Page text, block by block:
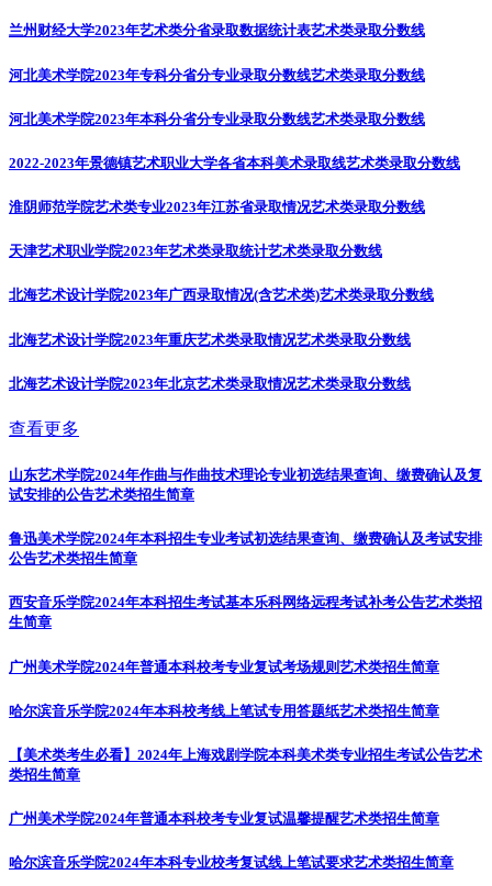
兰州财经大学2023年艺术类分省录取数据统计表艺术类录取分数线
河北美术学院2023年专科分省分专业录取分数线艺术类录取分数线
河北美术学院2023年本科分省分专业录取分数线艺术类录取分数线
2022-2023年景德镇艺术职业大学各省本科美术录取线艺术类录取分数线
淮阴师范学院艺术类专业2023年江苏省录取情况艺术类录取分数线
天津艺术职业学院2023年艺术类录取统计艺术类录取分数线
北海艺术设计学院2023年广西录取情况(含艺术类)艺术类录取分数线
北海艺术设计学院2023年重庆艺术类录取情况艺术类录取分数线
北海艺术设计学院2023年北京艺术类录取情况艺术类录取分数线
查看更多
山东艺术学院2024年作曲与作曲技术理论专业初选结果查询、缴费确认及复
试安排的公告艺术类招生简章
鲁迅美术学院2024年本科招生专业考试初选结果查询、缴费确认及考试安排
公告艺术类招生简章
西安音乐学院2024年本科招生考试基本乐科网络远程考试补考公告艺术类招
生简章
广州美术学院2024年普通本科校考专业复试考场规则艺术类招生简章
哈尔滨音乐学院2024年本科校考线上笔试专用答题纸艺术类招生简章
【美术类考生必看】2024年上海戏剧学院本科美术类专业招生考试公告艺术
类招生简章
广州美术学院2024年普通本科校考专业复试温馨提醒艺术类招生简章
哈尔滨音乐学院2024年本科专业校考复试线上笔试要求艺术类招生简章